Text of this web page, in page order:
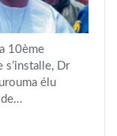
10ème
s’installe, Dr
élu
de…